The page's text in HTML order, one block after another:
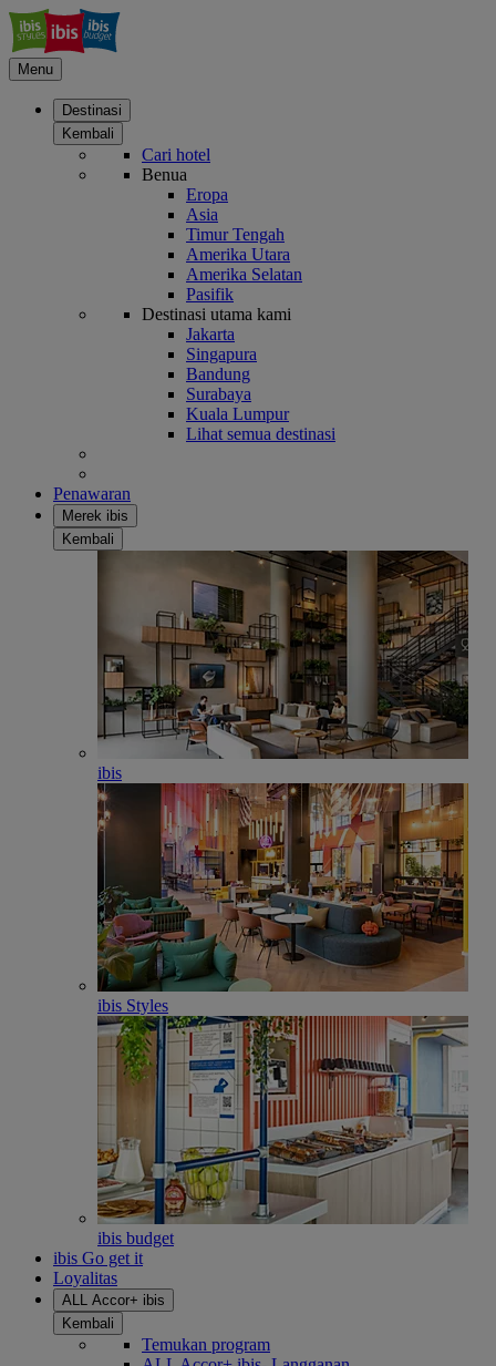
Menu
Destinasi
Kembali
Cari hotel
Benua
Eropa
Asia
Timur Tengah
Amerika Utara
Amerika Selatan
Pasifik
Destinasi utama kami
Jakarta
Singapura
Bandung
Surabaya
Kuala Lumpur
Lihat semua destinasi
Penawaran
Merek ibis
Kembali
ibis
ibis Styles
ibis budget
ibis Go get it
Loyalitas
ALL Accor+ ibis
Kembali
Temukan program